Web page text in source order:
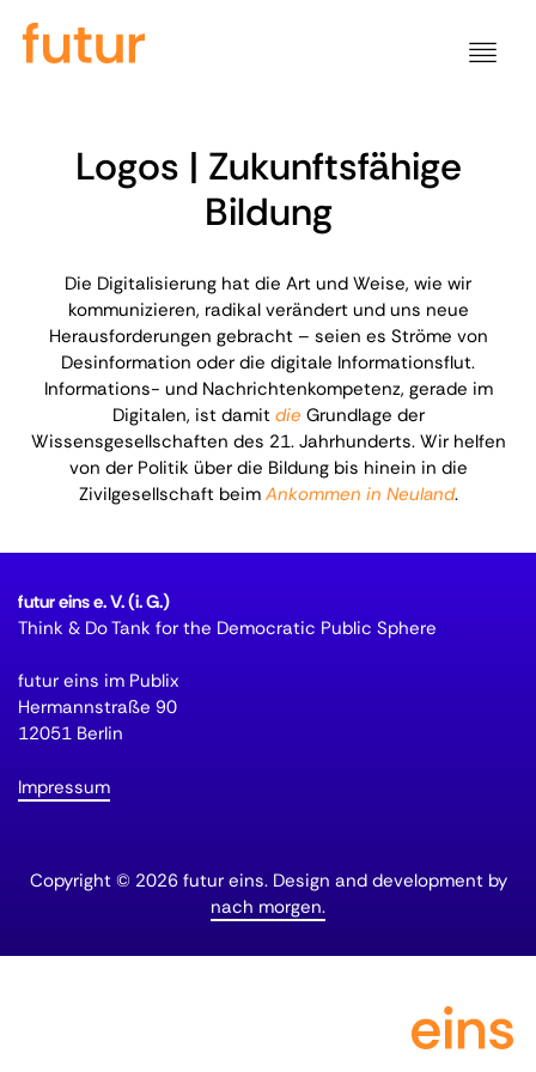
Logos | Zukunftsfähige
Bildung
Die Digitalisierung hat die Art und Weise, wie wir
kommunizieren, radikal verändert und uns neue
Herausforderungen gebracht – seien es Ströme von
Desinformation oder die digitale Informationsflut.
Informations- und Nachrichtenkompetenz, gerade im
Digitalen, ist damit die Grundlage der
Wissensgesellschaften des 21. Jahrhunderts. Wir helfen
von der Politik über die Bildung bis hinein in die
Zivilgesellschaft beim Ankommen in Neuland.
futur eins e. V. (i. G.)
Think & Do Tank for the Democratic Public Sphere
futur eins im Publix
Hermannstraße 90
12051 Berlin
Impressum
Copyright © 2026 futur eins. Design and development by
nach morgen.